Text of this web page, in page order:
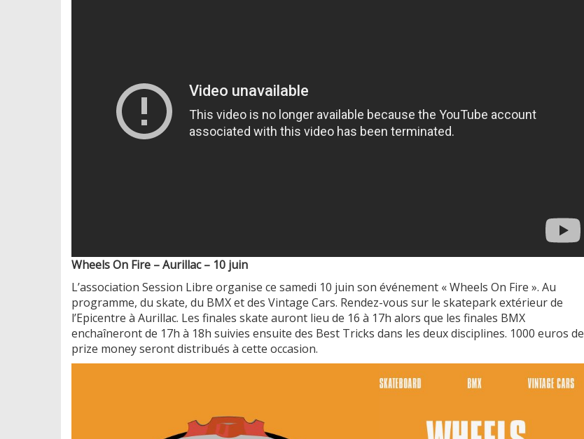
Wheels On Fire – Aurillac – 10 juin
L’association Session Libre organise ce samedi 10 juin son événement « Wheels On Fire ». Au
programme, du skate, du BMX et des Vintage Cars. Rendez-vous sur le skatepark extérieur de
l’Epicentre à Aurillac. Les finales skate auront lieu de 16 à 17h alors que les finales BMX
enchaîneront de 17h à 18h suivies ensuite des Best Tricks dans les deux disciplines. 1000 euros de
prize money seront distribués à cette occasion.